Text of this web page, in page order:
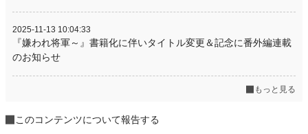
2025-11-13 10:04:33
『嫌われ将軍～』書籍化に伴いタイトル変更＆記念に番外編連載
のお知らせ
もっと見る
このコンテンツについて報告する